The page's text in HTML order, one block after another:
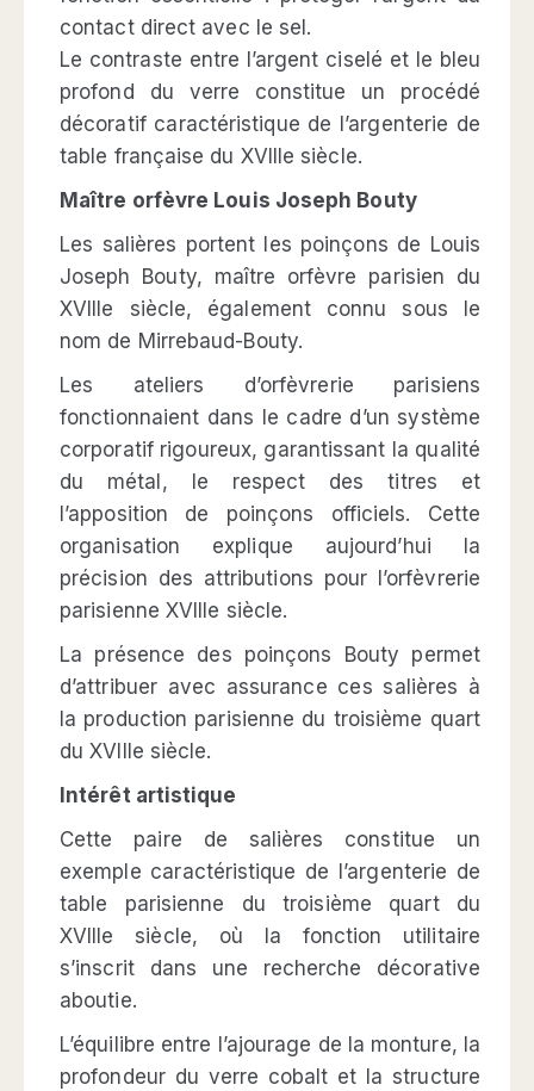
contact direct avec le sel.
Le contraste entre l’argent ciselé et le bleu
profond du verre constitue un procédé
décoratif caractéristique de l’argenterie de
table française du XVIIIe siècle.
Maître orfèvre Louis Joseph Bouty
Les salières portent les poinçons de Louis
Joseph Bouty, maître orfèvre parisien du
XVIIIe siècle, également connu sous le
nom de Mirrebaud-Bouty.
Les ateliers d’orfèvrerie parisiens
fonctionnaient dans le cadre d’un système
corporatif rigoureux, garantissant la qualité
du métal, le respect des titres et
l’apposition de poinçons officiels. Cette
organisation explique aujourd’hui la
précision des attributions pour l’orfèvrerie
parisienne XVIIIe siècle.
La présence des poinçons Bouty permet
d’attribuer avec assurance ces salières à
la production parisienne du troisième quart
du XVIIIe siècle.
Intérêt artistique
Cette paire de salières constitue un
exemple caractéristique de l’argenterie de
table parisienne du troisième quart du
XVIIIe siècle, où la fonction utilitaire
s’inscrit dans une recherche décorative
aboutie.
L’équilibre entre l’ajourage de la monture, la
profondeur du verre cobalt et la structure